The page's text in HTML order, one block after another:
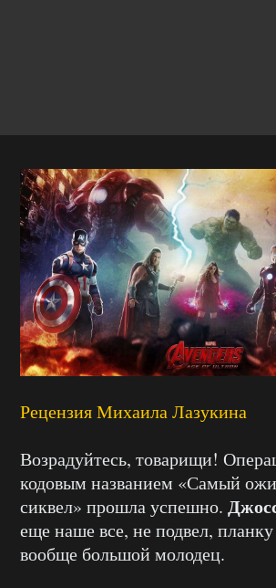
Рецензия Михаила Лазукина
Возрадуйтесь, товарищи!
кодовым названием «Самый
сиквел» прошла успешно.
еще наше все, не подвел,
вообще большой молодец.